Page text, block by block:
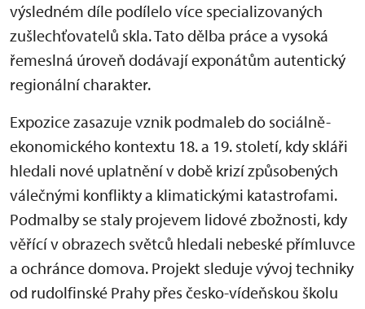
výsledném díle podílelo více specializovaných
zušlechťovatelů skla. Tato dělba práce a vysoká
řemeslná úroveň dodávají exponátům autentický
regionální charakter.
Expozice zasazuje vznik podmaleb do sociálně-
ekonomického kontextu 18. a 19. století, kdy skláři
hledali nové uplatnění v době krizí způsobených
válečnými konflikty a klimatickými katastrofami.
Podmalby se staly projevem lidové zbožnosti, kdy
věřící v obrazech světců hledali nebeské přímluvce
a ochránce domova. Projekt sleduje vývoj techniky
od rudolfinské Prahy přes česko-vídeňskou školu